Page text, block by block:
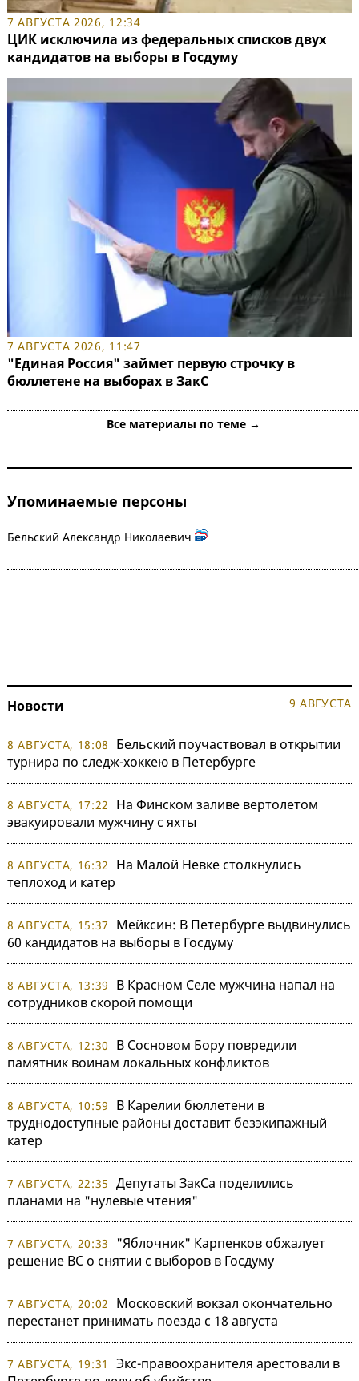
7 АВГУСТА 2026, 12:34
ЦИК исключила из федеральных списков двух
кандидатов на выборы в Госдуму
7 АВГУСТА 2026, 11:47
"Единая Россия" займет первую строчку в
бюллетене на выборах в ЗакС
Все материалы по теме →
Упоминаемые персоны
Бельский Александр Николаевич
Новости 9 АВГУСТА
8 АВГУСТА, 18:08
Бельский поучаствовал в открытии
турнира по следж-хоккею в Петербурге
8 АВГУСТА, 17:22
На Финском заливе вертолетом
эвакуировали мужчину с яхты
8 АВГУСТА, 16:32
На Малой Невке столкнулись
теплоход и катер
8 АВГУСТА, 15:37
Мейксин: В Петербурге выдвинулись
60 кандидатов на выборы в Госдуму
8 АВГУСТА, 13:39
В Красном Селе мужчина напал на
сотрудников скорой помощи
8 АВГУСТА, 12:30
В Сосновом Бору повредили
памятник воинам локальных конфликтов
8 АВГУСТА, 10:59
В Карелии бюллетени в
труднодоступные районы доставит безэкипажный
катер
7 АВГУСТА, 22:35 Депутаты ЗакСа поделились
планами на "нулевые чтения"
7 АВГУСТА, 20:33
"Яблочник" Карпенков обжалует
решение ВС о снятии с выборов в Госдуму
7 АВГУСТА, 20:02
Московский вокзал окончательно
перестанет принимать поезда с 18 августа
7 АВГУСТА, 19:31
Экс-правоохранителя арестовали в